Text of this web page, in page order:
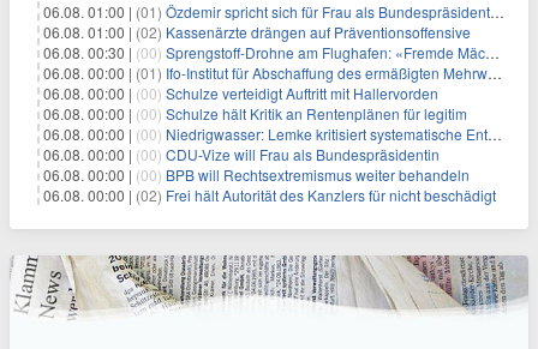
06.08. 01:00 | (01) Özdemir spricht sich für Frau als Bundespräsidentin aus
06.08. 01:00 | (02) Kassenärzte drängen auf Präventionsoffensive
06.08. 00:30 | (00) Sprengstoff-Drohne am Flughafen: «Fremde Mächte» am Werk?
06.08. 00:00 | (01) Ifo-Institut für Abschaffung des ermäßigten Mehrwertsteuersatzes
06.08. 00:00 | (00) Schulze verteidigt Auftritt mit Hallervorden
06.08. 00:00 | (00) Schulze hält Kritik an Rentenplänen für legitim
06.08. 00:00 | (00) Niedrigwasser: Lemke kritisiert systematische Entwässerung
06.08. 00:00 | (00) CDU-Vize will Frau als Bundespräsidentin
06.08. 00:00 | (00) BPB will Rechtsextremismus weiter behandeln
06.08. 00:00 | (02) Frei hält Autorität des Kanzlers für nicht beschädigt